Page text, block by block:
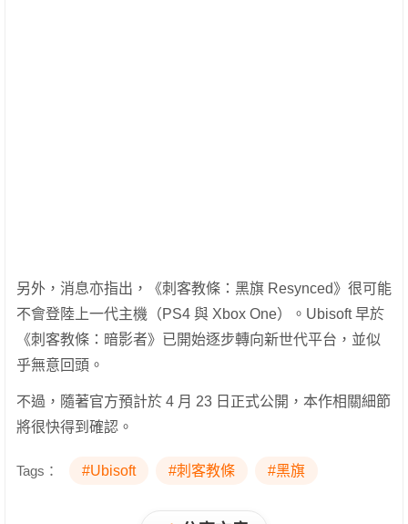
另外，消息亦指出，《刺客教條：黑旗 Resynced》很可能
不會登陸上一代主機（PS4 與 Xbox One）。Ubisoft 早於
《刺客教條：暗影者》已開始逐步轉向新世代平台，並似
乎無意回頭。
不過，隨著官方預計於 4 月 23 日正式公開，本作相關細節
將很快得到確認。
Tags： #Ubisoft #刺客教條 #黑旗